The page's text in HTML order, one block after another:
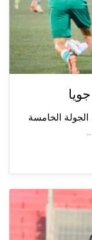
جويا الرياضي 2-1، في الجولة الخامسة